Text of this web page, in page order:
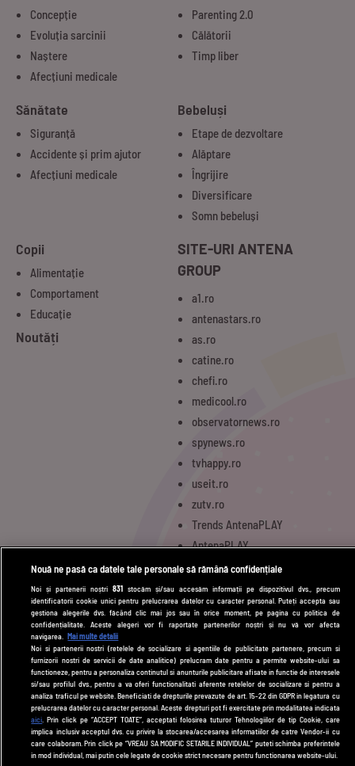
Concepție
Evoluția sarcinii
Naștere
Afecțiuni medicale
Parenting 2.0
Călătorii
Timp liber
Sănătate
Siguranță
Accidente și prim ajutor
Afecțiuni medicale
Bebeluși
Etape de dezvoltare
Alăptare
Îngrijire
Diversificare
Somn bebeluși
Copii
Alimentație
Comportament
Educație
Noutăți
SITE-URI ANTENA
GROUP
a1.ro
antenastars.ro
as.ro
catine.ro
chefi.ro
medicool.ro
observatornews.ro
spynews.ro
tvhappy.ro
useit.ro
zutv.ro
Trends AntenaPLAY
AntenaPLAY
UTILE
Cod deontologic
Termeni și condiții
Politica de cookies
Politică de confidențialitate
Contact
Modifică Setările
Nouă ne pasă ca datele tale personale să rămână confidențiale
Noi și partenerii noștri831 stocăm și/sau accesăm informații pe dispozitivul dvs., precum
identificatorii cookie unici pentru prelucrarea datelor cu caracter personal. Puteți accepta sau
gestiona alegerile dvs. făcând clic mai jos sau în orice moment, pe pagina cu politica de
confidențialitate. Aceste alegeri vor fi raportate partenerilor noștri și nu vă vor afecta
navigarea.
Mai multe detalii
Noi si partenerii nostri (retelele de socializare si agentiile de publicitate partenere, precum si
furnizorii nostri de servicii de date analitice) prelucram date pentru a permite website-ului sa
functioneze, pentru a personaliza continutul si anunturile publicitare afisate in functie de interesele
si/sau profilul dvs., pentru a va oferi functionalitati aferente retelelor de socializare si pentru a
analiza traficul pe website. Beneficiati de drepturile prevazute de art. 15-22 din GDPR in legatura cu
prelucrarea datelor cu caracter personal. Aceste drepturi pot fi exercitate prin modalitatea indicata
aici . Prin click pe “ACCEPT TOATE”, acceptati folosirea tuturor Tehnologiilor de tip Cookie, care
implica inclusiv acceptul dvs. cu privire la stocarea/accesarea informatiilor de catre Vendor-ii cu
care colaboram. Prin click pe “VREAU SA MODIFIC SETARILE INDIVIDUAL” puteti schimba preferintele
in mod individual, mai putin cele legate de cookie strict necesare pentru functionarea website-ului.